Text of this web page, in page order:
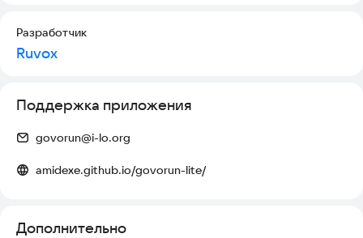
Разработчик
Ruvox
Поддержка приложения
govorun@i-lo.org
amidexe.github.io/govorun-lite/
Дополнительно